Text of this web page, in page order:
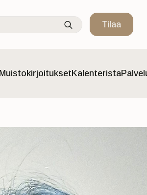
Search
for:
Tilaa
MuistokirjoituksetKalenterista